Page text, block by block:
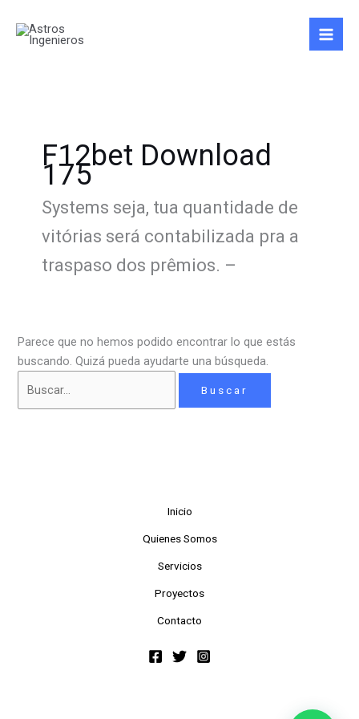
contenido
F12bet Download
175
Systems seja, tua quantidade de
vitórias será contabilizada pra a
traspaso dos prêmios. –
Parece que no hemos podido encontrar lo que estás
buscando. Quizá pueda ayudarte una búsqueda.
por:
Inicio
Quienes Somos
Servicios
Proyectos
Contacto